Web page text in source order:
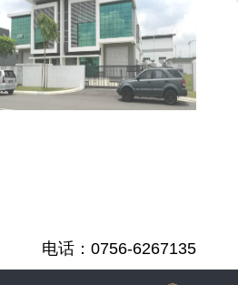
号 电话：0756-6267135